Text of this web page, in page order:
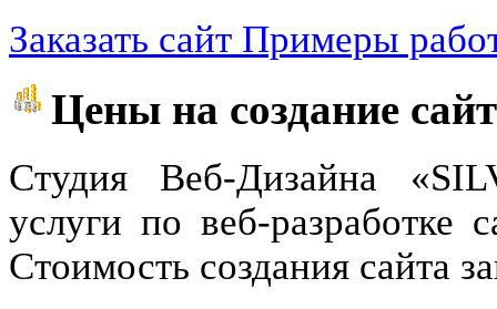
Заказать сайт Примеры
Цены на создание
Студия Веб-Дизайна
услуги по веб-разработке
Стоимость создания сайта